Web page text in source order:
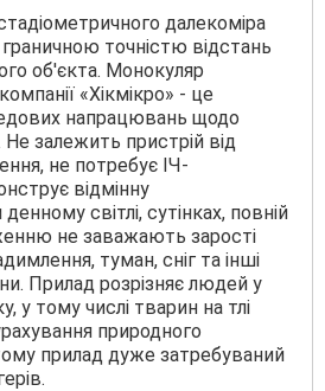
далекоміра
точністю відстань
об'єкта. Монокуляр
«Хікмікро» - це
напрацювань щодо
Не залежить пристрій від
не потребує ІЧ-
відмінну
світлі, сутінках, повній
не заважають зарості
туман, сніг та інші
Прилад розрізняє людей у
у тому числі тварин на тлі
природного
прилад дуже затребуваний